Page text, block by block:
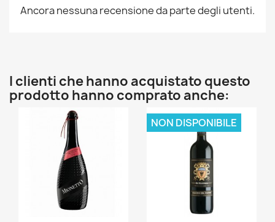
Ancora nessuna recensione da parte degli utenti.
I clienti che hanno acquistato questo
prodotto hanno comprato anche:
NON DISPONIBILE